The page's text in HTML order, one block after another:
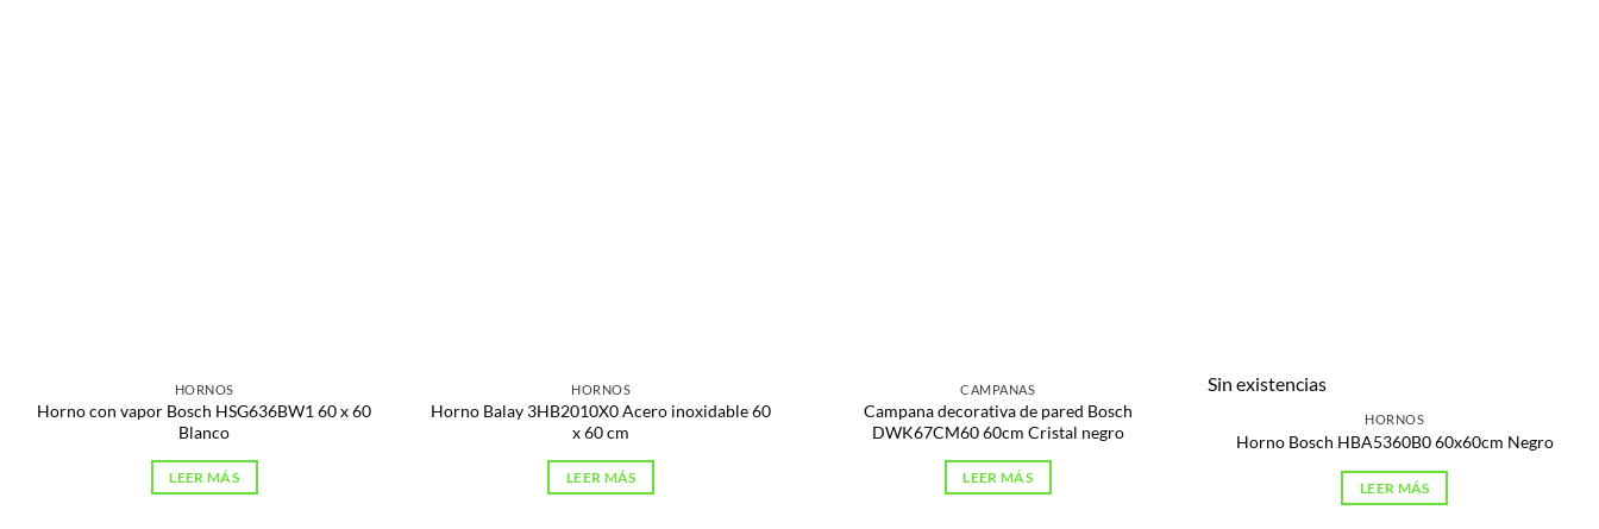
HORNOS
Horno con vapor Bosch HSG636BW1 60 x 60
Blanco
LEER MÁS
HORNOS
Horno Balay 3HB2010X0 Acero inoxidable 60
x 60 cm
LEER MÁS
CAMPANAS
Campana decorativa de pared Bosch
DWK67CM60 60cm Cristal negro
LEER MÁS
Sin existencias
HORNOS
Horno Bosch HBA5360B0 60x60cm Negro
LEER MÁS